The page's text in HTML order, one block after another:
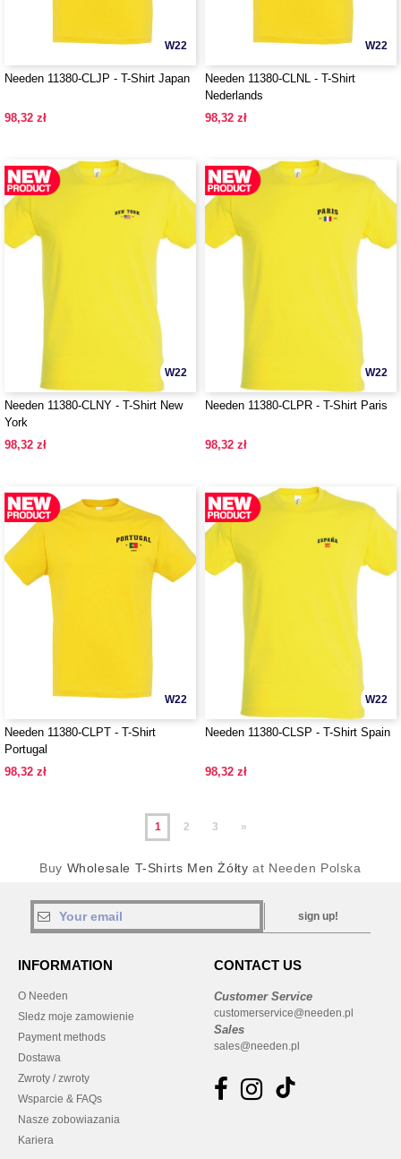
W22
Needen 11380-CLJP - T-Shirt Japan
98,32 zł
W22
Needen 11380-CLNL - T-Shirt
Nederlands
98,32 zł
W22
Needen 11380-CLNY - T-Shirt New
York
98,32 zł
W22
Needen 11380-CLPR - T-Shirt Paris
98,32 zł
W22
Needen 11380-CLPT - T-Shirt
Portugal
98,32 zł
W22
Needen 11380-CLSP - T-Shirt Spain
98,32 zł
1 2 3 »
Buy Wholesale T-Shirts Men Żółty at Needen Polska
sign up!
INFORMATION
O Needen
Sledz moje zamowienie
Payment methods
Dostawa
Zwroty / zwroty
Wsparcie & FAQs
Nasze zobowiazania
Kariera
CONTACT US
Customer Service
customerservice@needen.pl
Sales
sales@needen.pl